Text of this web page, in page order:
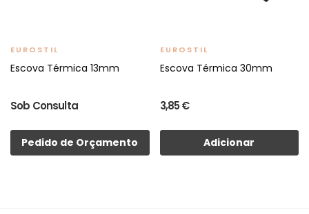
EUROSTIL
Escova Térmica 13mm
Sob Consulta
Pedido de Orçamento
EUROSTIL
Escova Térmica 30mm
3,85 €
Adicionar